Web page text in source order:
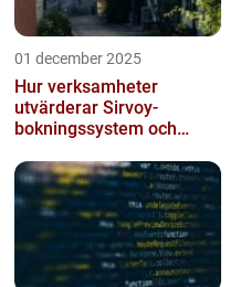
01 december 2025
Hur verksamheter
utvärderar Sirvoy-
bokningssystem och